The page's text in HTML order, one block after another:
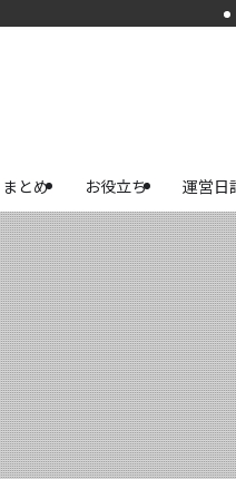
まとめ お役立ち 運営日